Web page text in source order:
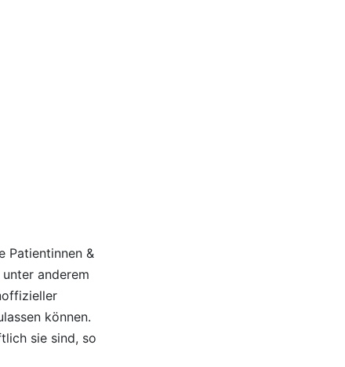
Patientinnen &
anderem
können.
sie sind, so